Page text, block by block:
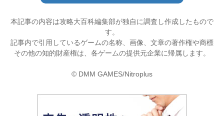
本記事の内容は攻略大百科編集部が独自に調査し作成したもので
す。
記事内で引用しているゲームの名称、画像、文章の著作権や商標
その他の知的財産権は、各ゲームの提供元企業に帰属します。
© DMM GAMES/Nitroplus